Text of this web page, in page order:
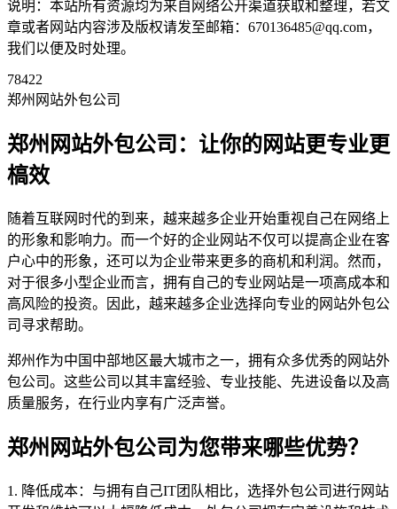
说明：本站所有资源均为来自网络公开渠道获取和整理，若文
章或者网站内容涉及版权请发至邮箱：670136485@qq.com，
我们以便及时处理。
78422
郑州网站外包公司
郑州网站外包公司：让你的网站更专业更
槁效
随着互联网时代的到来，越来越多企业开始重视自己在网络上
的形象和影响力。而一个好的企业网站不仅可以提高企业在客
户心中的形象，还可以为企业带来更多的商机和利润。然而，
对于很多小型企业而言，拥有自己的专业网站是一项高成本和
高风险的投资。因此，越来越多企业选择向专业的网站外包公
司寻求帮助。
郑州作为中国中部地区最大城市之一，拥有众多优秀的网站外
包公司。这些公司以其丰富经验、专业技能、先进设备以及高
质量服务，在行业内享有广泛声誉。
郑州网站外包公司为您带来哪些优势？
1. 降低成本：与拥有自己IT团队相比，选择外包公司进行网站